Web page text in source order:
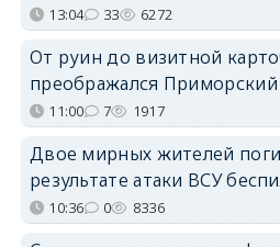
13:04 33 6272
От руин до визитной
преображался Приморский
11:00 7 1917
Двое мирных жителей
результате атаки ВСУ
10:36 0 8336